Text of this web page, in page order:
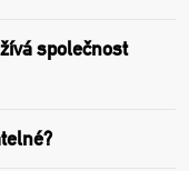
společnost